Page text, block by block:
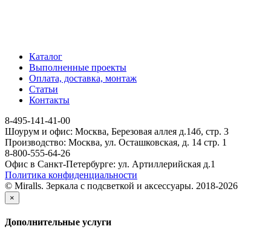
Каталог
Выполненные проекты
Оплата, доставка, монтаж
Статьи
Контакты
8-495-141-41-00
Шоурум и офис: Москва, Березовая аллея д.14б, стр. 3
Производство: Москва, ул. Осташковская, д. 14 стр. 1
8-800-555-64-26
Офис в Санкт-Петербурге: ул. Артиллерийская д.1
Политика конфиденциальности
© Miralls. Зеркала с подсветкой и аксессуары. 2018-2026
×
Дополнительные услуги